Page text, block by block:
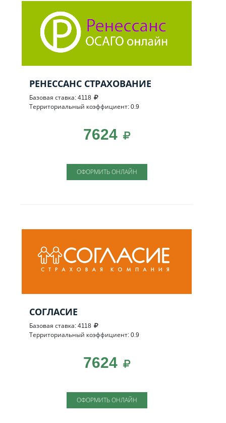
РЕНЕССАНС СТРАХОВАНИЕ
Базовая ставка: 4118
Территориальный коэффициент: 0.9
7624
ОФОРМИТЬ ОНЛАЙН
СОГЛАСИЕ
Базовая ставка: 4118
Территориальный коэффициент: 0.9
7624
ОФОРМИТЬ ОНЛАЙН